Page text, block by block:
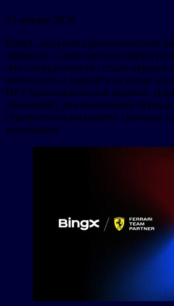
22 января 2026
BingX, ведущая криптовалютная
объявила о многолетнем
Это сотрудничество стало первым
автоспорте и первой в истории
HP с криптовалютной биржей.
объединяет два глобальных
стремлением расширять границы
инноваций.